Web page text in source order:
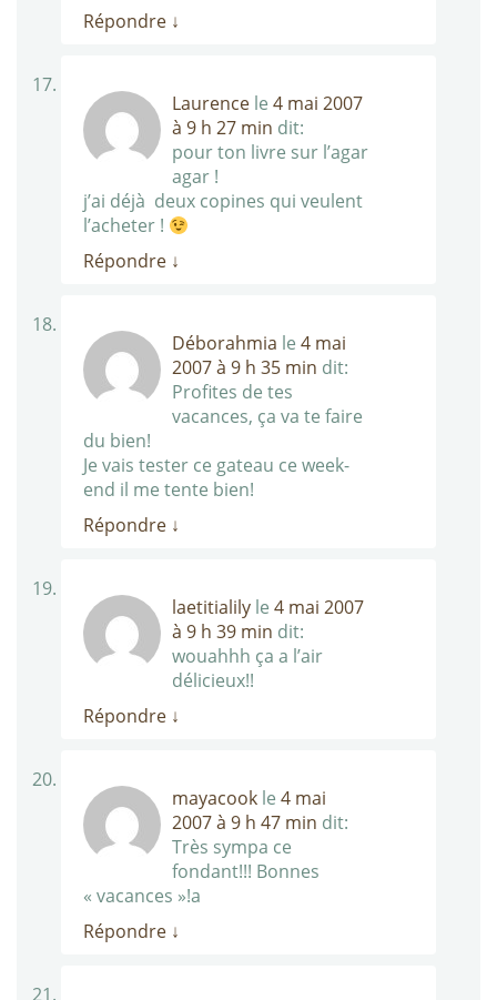
Répondre ↓
Laurence le 4 mai 2007
à 9 h 27 min dit:
pour ton livre sur l’agar
agar !
j’ai déjà deux copines qui veulent
l’acheter !
Répondre ↓
Déborahmia le 4 mai
2007 à 9 h 35 min dit:
Profites de tes
vacances, ça va te faire
du bien!
Je vais tester ce gateau ce week-
end il me tente bien!
Répondre ↓
laetitialily le 4 mai 2007
à 9 h 39 min dit:
wouahhh ça a l’air
délicieux!!
Répondre ↓
mayacook le 4 mai
2007 à 9 h 47 min dit:
Très sympa ce
fondant!!! Bonnes
« vacances »!a
Répondre ↓